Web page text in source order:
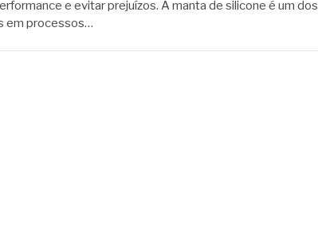
e evitar prejuízos. A manta de silicone é um dos
em processos…